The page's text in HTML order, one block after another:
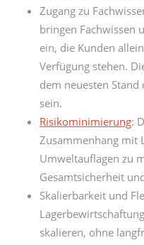
Zugang zu
bringen Fachwissen
ein, die Kunden
Verfügung stehen.
dem neuesten
sein.
Risikominimierung:
Zusammenhang mit
Umweltauflagen zu
Gesamtsicherheit
Skalierbarkeit und
skalieren, ohne